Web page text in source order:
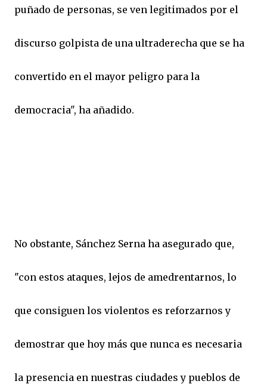
puñado de personas, se ven legitimados por el
discurso golpista de una ultraderecha que se ha
convertido en el mayor peligro para la
democracia", ha añadido.
No obstante, Sánchez Serna ha asegurado que,
"con estos ataques, lejos de amedrentarnos, lo
que consiguen los violentos es reforzarnos y
demostrar que hoy más que nunca es necesaria
la presencia en nuestras ciudades y pueblos de